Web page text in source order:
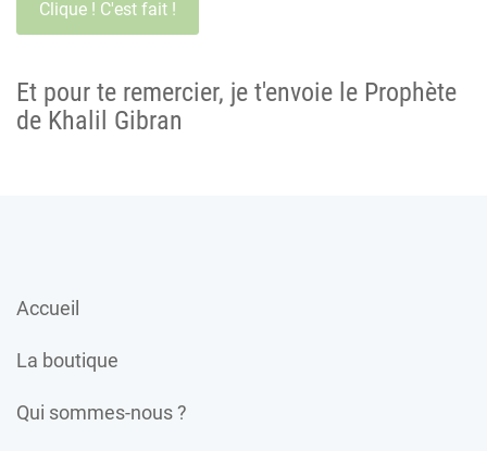
Et pour te remercier, je t'envoie le Prophète
de Khalil Gibran
Accueil
La boutique
Qui sommes-nous ?